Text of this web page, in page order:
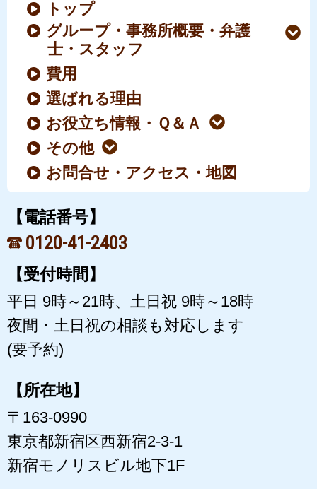
トップ
グループ・事務所概要・弁護
士・スタッフ
費用
選ばれる理由
お役立ち情報・Ｑ＆Ａ
その他
お問合せ・アクセス・地図
【電話番号】
0120-41-2403
【受付時間】
平日 9時～21時、土日祝 9時～18時
夜間・土日祝の相談も対応します
(要予約)
【所在地】
〒163-0990
東京都新宿区西新宿2-3-1
新宿モノリスビル地下1F